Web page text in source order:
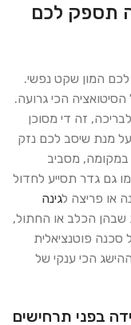
תספק לכם
המון שקט נפשי.
הסיטואציה הכי גרועה.
זה די מסוכן
מנת שיסב לכם נזק
מסביב
גם גדר תסייע לחדול
או פריצה לגינה
שבהן הכלב או החתול,
סכנה פוטנציאלית
הכי ענקי של
בפני תרחישים